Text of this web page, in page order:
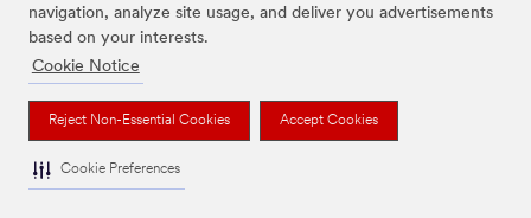
navigation, analyze site usage, and deliver you advertisements
based on your interests.
Cookie Notice
Reject Non-Essential Cookies Accept Cookies
Cookie Preferences